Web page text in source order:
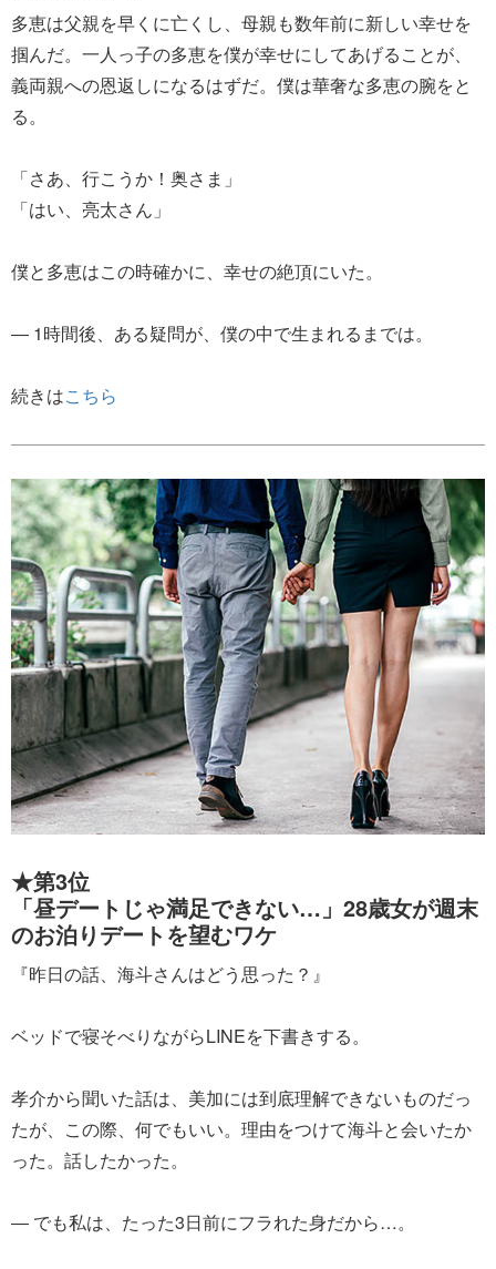
多恵は父親を早くに亡くし、母親も数年前に新しい幸せを
掴んだ。一人っ子の多恵を僕が幸せにしてあげることが、
義両親への恩返しになるはずだ。僕は華奢な多恵の腕をと
る。
「さあ、行こうか！奥さま」
「はい、亮太さん」
僕と多恵はこの時確かに、幸せの絶頂にいた。
― 1時間後、ある疑問が、僕の中で生まれるまでは。
続きはこちら
★第3位
「昼デートじゃ満足できない…」28歳女が週末
のお泊りデートを望むワケ
『昨日の話、海斗さんはどう思った？』
ベッドで寝そべりながらLINEを下書きする。
孝介から聞いた話は、美加には到底理解できないものだっ
たが、この際、何でもいい。理由をつけて海斗と会いたか
った。話したかった。
― でも私は、たった3日前にフラれた身だから…。